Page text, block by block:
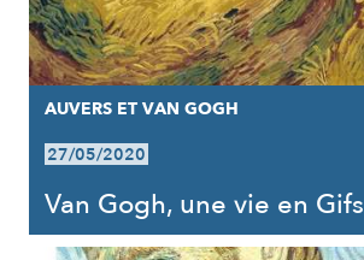
AUVERS ET VAN GOGH
27/05/2020
Van Gogh, une vie en Gifs